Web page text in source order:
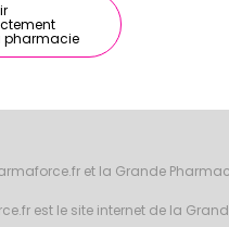
pharmacie
et la Grande
est le site internet de la